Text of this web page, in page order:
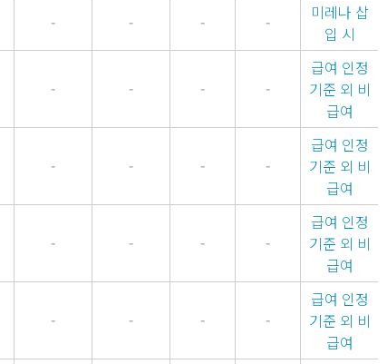
- - - -
미레나 삽
입 시
- - - -
급여 인정
기준 외 비
급여
- - - -
급여 인정
기준 외 비
급여
- - - -
급여 인정
기준 외 비
급여
- - - -
급여 인정
기준 외 비
급여